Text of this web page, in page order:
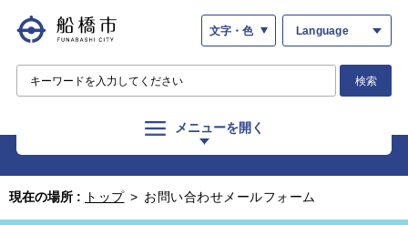
文字・色 Language
検索
メニューを開く
現在の場所 : トップ > お問い合わせメールフォーム